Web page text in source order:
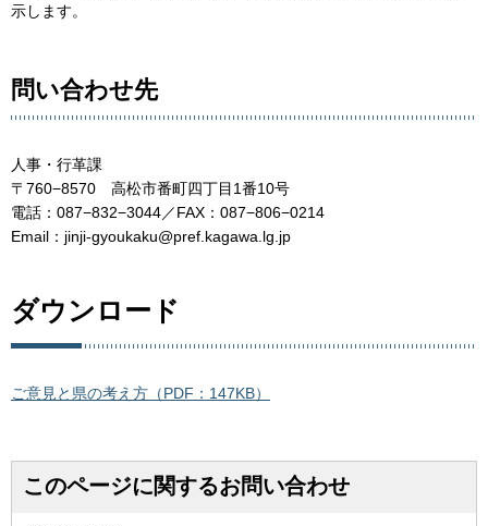
示します。
問い合わせ先
人事・行革課
〒760−8570 高松市番町四丁目1番10号
電話：087−832−3044／FAX：087−806−0214
Email：jinji-gyoukaku@pref.kagawa.lg.jp
ダウンロード
ご意見と県の考え方（PDF：147KB）
このページに関するお問い合わせ